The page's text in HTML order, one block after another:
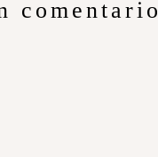
comentario